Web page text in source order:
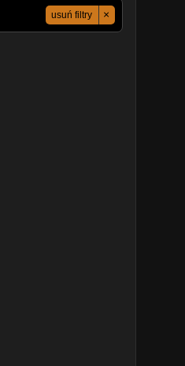
×
usuń filtry